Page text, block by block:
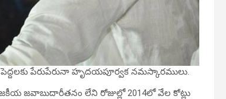
పెద్దలకు పేరుపేరునా హృదయపూర్వక నమస్కారములు.
జవాబుదారీతనం లేని రోజుల్లో 2014లో వేల కోట్లు